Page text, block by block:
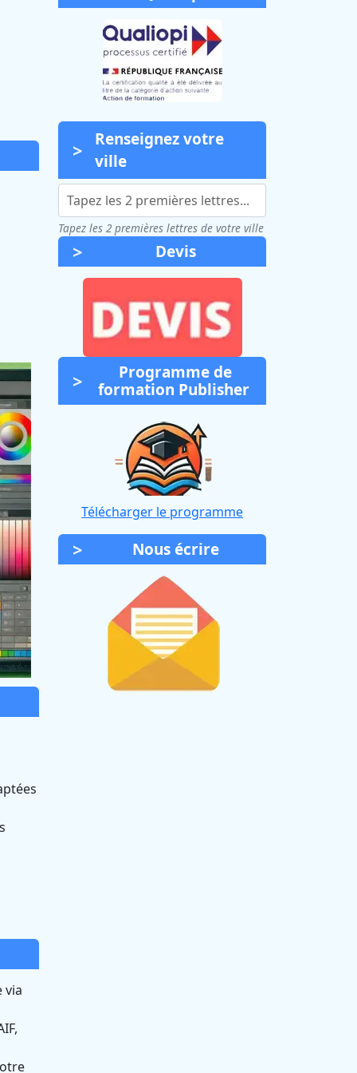
via
Renseignez votre
ville
Tapez les 2 premières lettres de votre ville
Devis
Programme de
formation Publisher
Télécharger le programme
Nous écrire